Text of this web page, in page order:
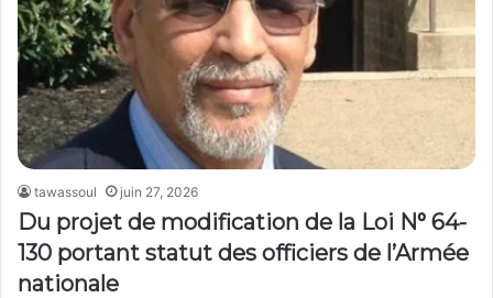
tawassoul juin 27, 2026
Du projet de modification de la Loi N° 64-
130 portant statut des officiers de l’Armée
nationale